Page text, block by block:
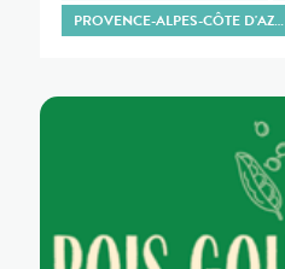
PROVENCE-ALPES-CÔTE D'AZ…